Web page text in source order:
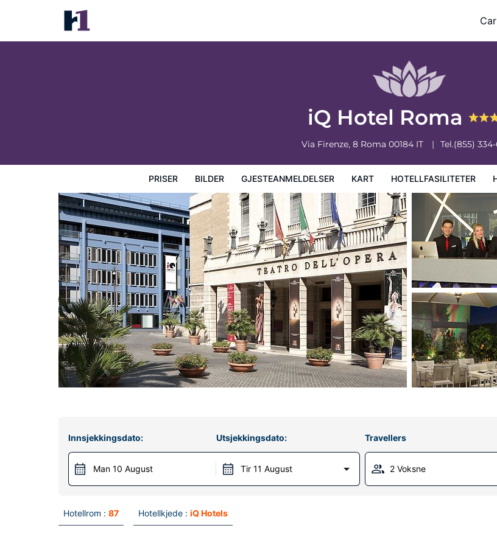
iQ Hotel Roma
Via Firenze, 8 Roma 00184 IT Tel.(855)
PRISER BILDER GJESTEANMELDELSER KART HOTELLFASILITETER
iQ Hotel Roma
Priser
Innsjekkingsdato:
Man 10 August
Utsjekkingsdato:
Tir 11 August
Travellers
2 Voksne
Hotellrom : 87 Hotellkjede : iQ Hotels